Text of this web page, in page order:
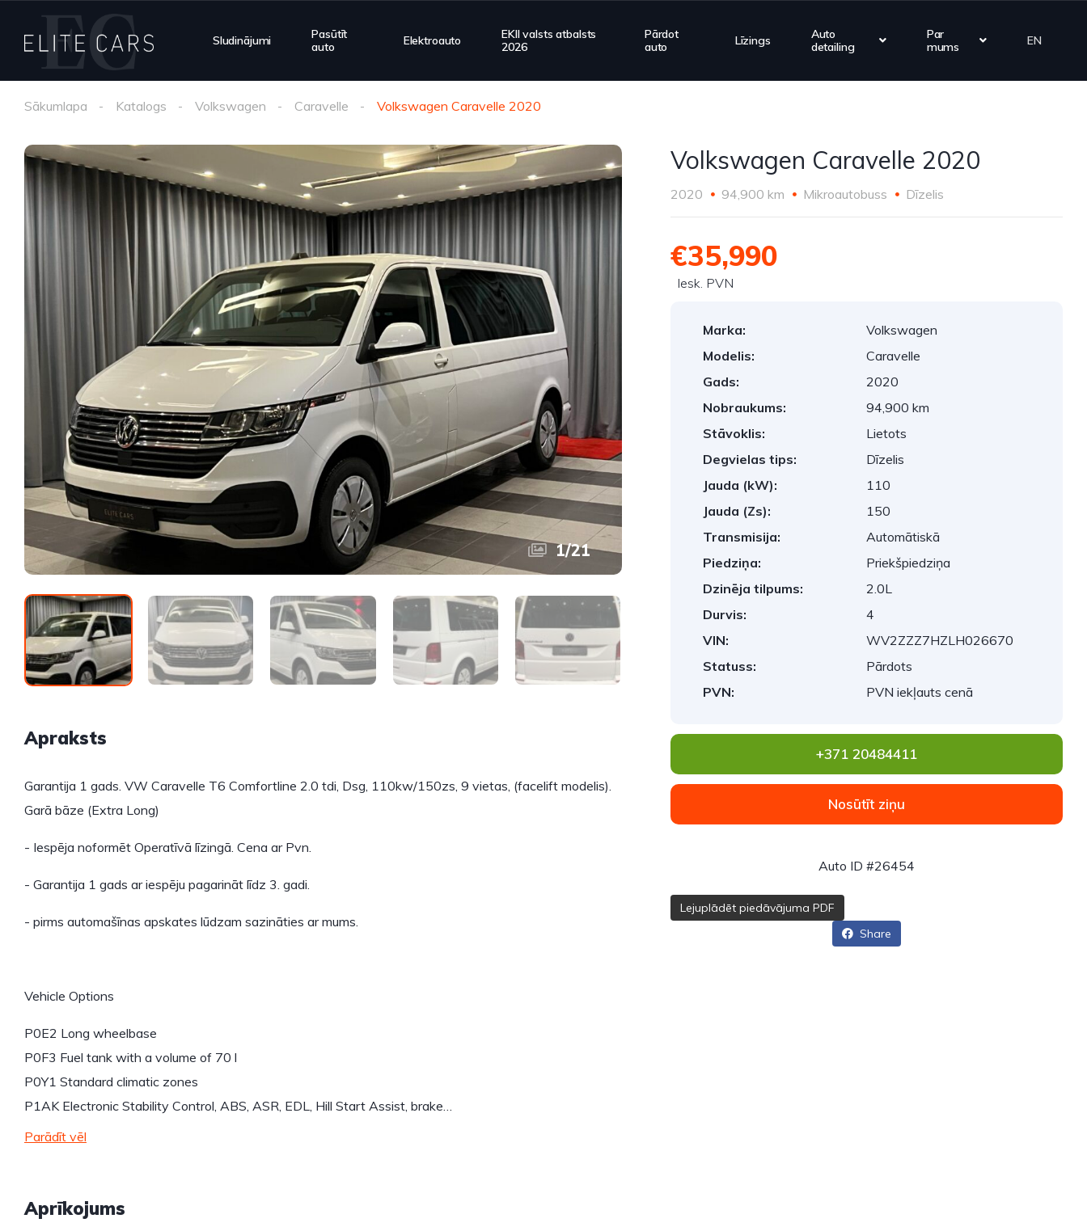
Sludinājumi
Pasūtīt
auto
Elektroauto
EKII valsts atbalsts
2026
Pārdot
auto
Līzings
Auto
detailing
Par
mums
EN
Sākumlapa Katalogs Volkswagen Caravelle Volkswagen Caravelle 2020
1/21
Apraksts
Garantija 1 gads. VW Caravelle T6 Comfortline 2.0 tdi, Dsg, 110kw/150zs, 9 vietas, (facelift modelis).
Garā bāze (Extra Long)
- Iespēja noformēt Operatīvā līzingā. Cena ar Pvn.
- Garantija 1 gads ar iespēju pagarināt līdz 3. gadi.
- pirms automašīnas apskates lūdzam sazināties ar mums.
Vehicle Options
P0E2 Long wheelbase
P0F3 Fuel tank with a volume of 70 l
P0Y1 Standard climatic zones
P1AK Electronic Stability Control, ABS, ASR, EDL, Hill Start Assist, brake…
Parādīt vēl
Aprīkojums
Volkswagen Caravelle 2020
2020 94,900 km Mikroautobuss Dīzelis
€35,990
Iesk. PVN
Marka:
Volkswagen
Modelis:
Caravelle
Gads:
2020
Nobraukums:
94,900 km
Stāvoklis:
Lietots
Degvielas tips:
Dīzelis
Jauda (kW):
110
Jauda (Zs):
150
Transmisija:
Automātiskā
Piedziņa:
Priekšpiedziņa
Dzinēja tilpums:
2.0L
Durvis:
4
VIN:
WV2ZZZ7HZLH026670
Statuss:
Pārdots
PVN:
PVN iekļauts cenā
+371 20484411
Nosūtīt ziņu
Auto ID #26454
Lejuplādēt piedāvājuma PDF
Share